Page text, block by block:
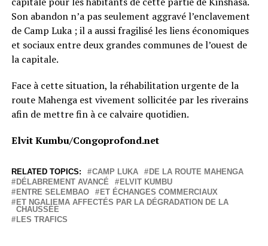
Son abandon n’a pas seulement aggravé l’enclavement
de Camp Luka ; il a aussi fragilisé les liens économiques
et sociaux entre deux grandes communes de l’ouest de
la capitale.
Face à cette situation, la réhabilitation urgente de la
route Mahenga est vivement sollicitée par les riverains
afin de mettre fin à ce calvaire quotidien.
Elvit Kumbu/Congoprofond.net
RELATED TOPICS: CAMP LUKA
DE LA ROUTE MAHENGA
DÉLABREMENT AVANCÉ
ELVIT KUMBU
ENTRE SELEMBAO
ET ÉCHANGES COMMERCIAUX
ET NGALIEMA AFFECTÉS PAR LA DÉGRADATION DE LA
CHAUSSÉE
LES TRAFICS